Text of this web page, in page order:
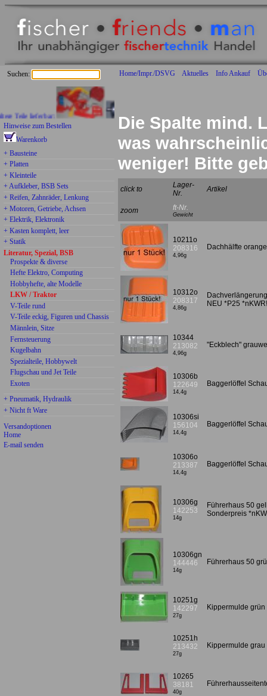
Home/Impr./DSVG Aktuelles Info Ankauf
Suchen:
lieferbar:
Hinweise zum Bestellen
Warenkorb
+ Bausteine
+ Platten
+ Kleinteile
+ Aufkleber, BSB Sets
+ Reifen, Zahnräder, Lenkung
+ Motoren, Getriebe, Achsen
+ Elektrik, Elektronik
+ Kasten komplett, leer
+ Statik
Literatur, Spezial, BSB
Prospekte & diverse
Hefte Elektro, Computing
Hobbyhefte, alte Modelle
LKW / Traktor
V-Teile rund
V-Teile eckig, Figuren und Chassis
Männlein, Sitze
Fernsteuerung
Kugelbahn
Spezialteile, Hobbywelt
Flugschau und Jet Teile
Exoten
+ Pneumatik, Hydraulik
+ Nicht ft Ware
Versandoptionen
Home
E-mail senden
Die Spalte mind.
was
weniger! Bitte
click to
Lager-
Nr.
Artikel
zoom ft-Nr.
Gewicht
10211o
208316
4,96g
Dachhälfte
10312o
208317
4,86g
NEU *P25 *nKWR!
10344
213082
4,96g
"Eckblech"
10306b
122649
14,4g
Baggerlöffel
10306si
156104
14,4g
Baggerlöffel
10306o
213387
14,4g
Baggerlöffel
10306g
142253
14g
Führerhaus 50
Sonderpreis
10306gn
144446
14g
Führerhaus 50
10251g
142297
27g
Kippermulde
10251h
213432
27g
Kippermulde
10265
38181
40g